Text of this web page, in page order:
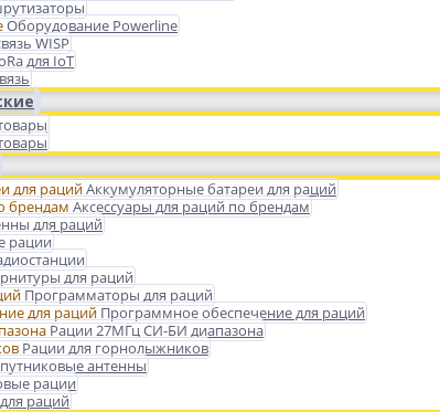
Оборудование Powerline
WISP
для IoT
Аккумуляторные батареи для раций
Аксессуары для раций по брендам
для раций
рации
для раций
Программаторы для раций
Программное обеспечение для раций
Рации 27МГц СИ-БИ диапазона
Рации для горнолыжников
антенны
рации
раций